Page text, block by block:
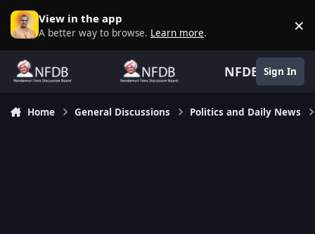
Skip to content
View in the app
A better way to browse. Learn more. ×
NFDB Sign In
Home General Discussions Politics and Daily News